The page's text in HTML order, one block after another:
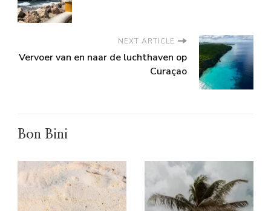
NEXT ARTICLE
Vervoer van en naar de luchthaven op
Curaçao
Bon Bini